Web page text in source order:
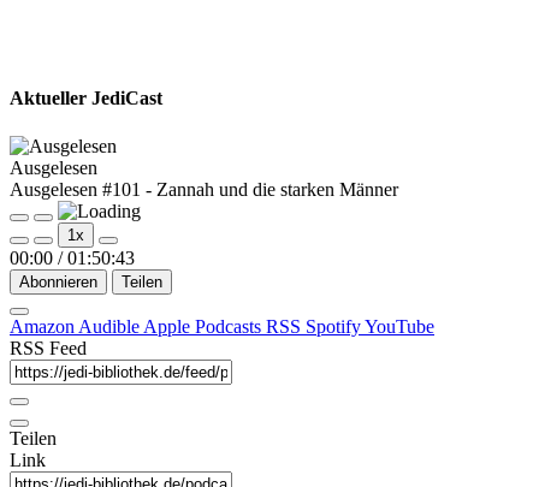
Aktueller JediCast
Ausgelesen
Ausgelesen #101 - Zannah und die starken Männer
Play
Episode
Pause
Episode
1x
00:00 / 01:50:43
Abonnieren Teilen
Amazon Audible Apple Podcasts RSS SpotifyYouTube
RSS Feed
Teilen
Link